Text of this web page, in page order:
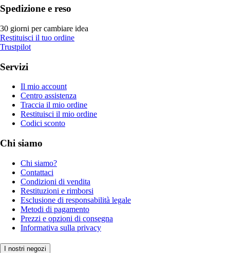
Spedizione e reso
30 giorni per cambiare idea
Restituisci il tuo ordine
Trustpilot
Servizi
Il mio account
Centro assistenza
Traccia il mio ordine
Restituisci il mio ordine
Codici sconto
Chi siamo
Chi siamo?
Contattaci
Condizioni di vendita
Restituzioni e rimborsi
Esclusione di responsabilità legale
Metodi di pagamento
Prezzi e opzioni di consegna
Informativa sulla privacy
I nostri negozi